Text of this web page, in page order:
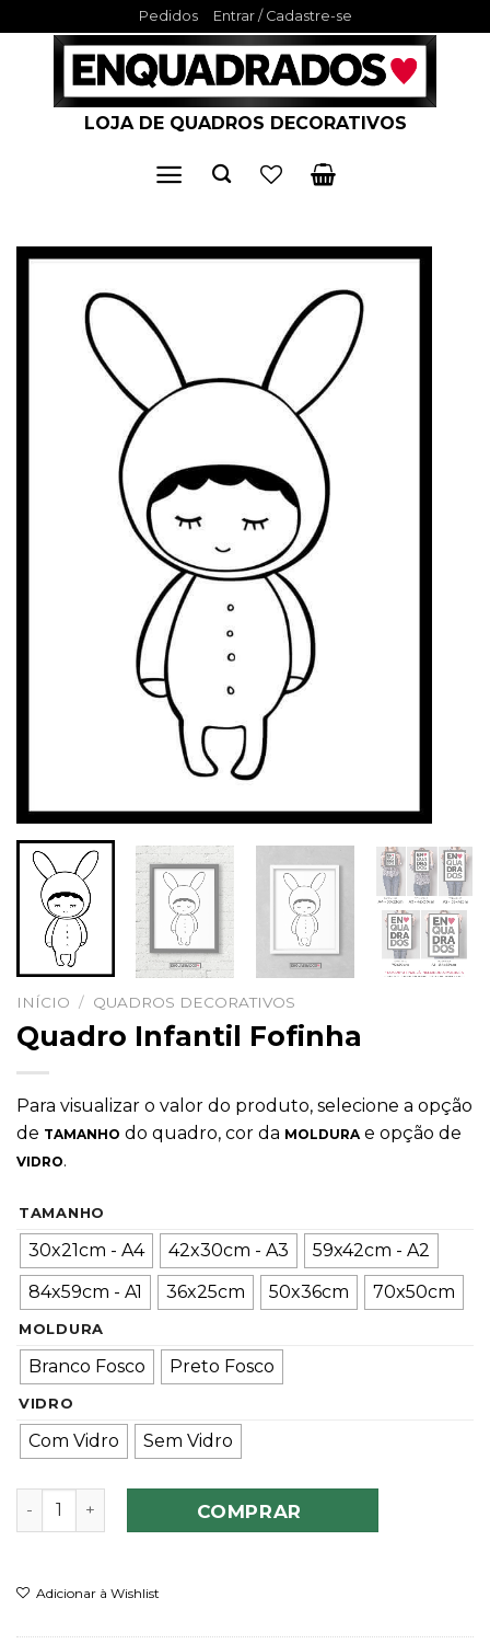
to
Pedidos Entrar / Cadastre-se
LOJA DE QUADROS DECORATIVOS
INÍCIO / QUADROS DECORATIVOS
Quadro Infantil Fofinha
Para visualizar o valor do produto, selecione a opção
de TAMANHO do quadro, cor da MOLDURAe opção de
VIDRO.
TAMANHO
30x21cm - A4 42x30cm - A3
59x42cm - A2
84x59cm - A1
36x25cm 50x36cm 70x50cm
MOLDURA
Branco Fosco Preto Fosco
VIDRO
Com Vidro Sem Vidro
Quadro Infantil Fofinha quantidade
COMPRAR
Adicionar à Wishlist